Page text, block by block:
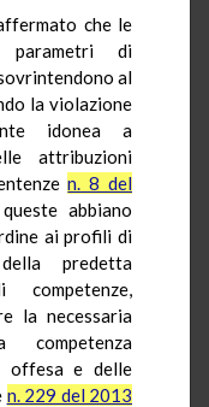
che le
parametri di
al
la violazione
idonea a
attribuzioni
n. 8 del
abbiano
ai profili di
predetta
la necessaria
competenza
offesa e delle
n. 229 del 2013